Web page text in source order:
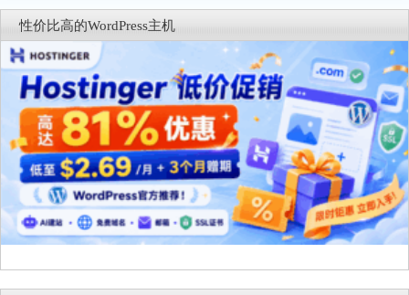
录
性价比高的WordPress主机